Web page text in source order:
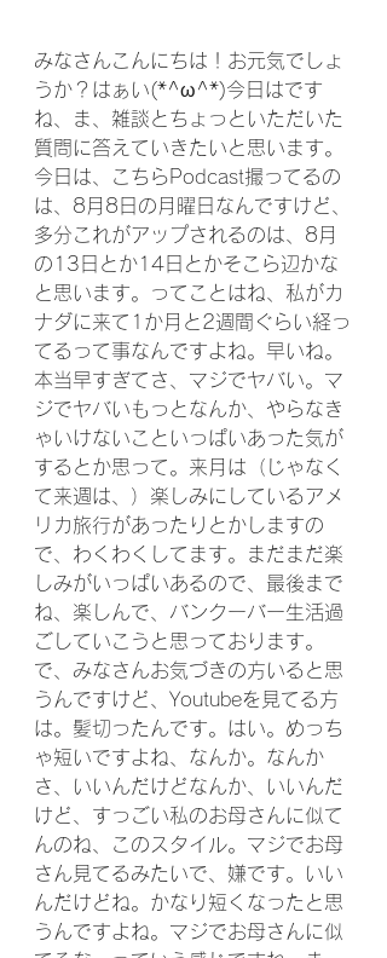
みなさんこんにちは！お元気でしょ
うか？はぁい(*^ω^*)今日はです
ね、ま、雑談とちょっといただいた
質問に答えていきたいと思います。
今日は、こちらPodcast撮ってるの
は、8月8日の月曜日なんですけど、
多分これがアップされるのは、8月
の13日とか14日とかそこら辺かな
と思います。ってことはね、私がカ
ナダに来て1か月と2週間ぐらい経っ
てるって事なんですよね。早いね。
本当早すぎてさ、マジでヤバい。マ
ジでヤバいもっとなんか、やらなき
ゃいけないこといっぱいあった気が
するとか思って。来月は（じゃなく
て来週は、）楽しみにしているアメ
リカ旅行があったりとかしますの
で、わくわくしてます。まだまだ楽
しみがいっぱいあるので、最後まで
ね、楽しんで、バンクーバー生活過
ごしていこうと思っております。
で、みなさんお気づきの方いると思
うんですけど、Youtubeを見てる方
は。髪切ったんです。はい。めっち
ゃ短いですよね、なんか。なんか
さ、いいんだけどなんか、いいんだ
けど、すっごい私のお母さんに似て
んのね、このスタイル。マジでお母
さん見てるみたいで、嫌です。いい
んだけどね。かなり短くなったと思
うんですよね。マジでお母さんに似